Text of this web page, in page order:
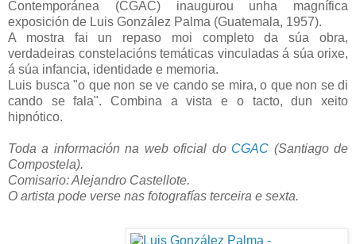
Contemporánea (CGAC) inaugurou unha magnífica
exposición de Luis González Palma (Guatemala, 1957).
A mostra fai un repaso moi completo da súa obra,
verdadeiras constelacións temáticas vinculadas á súa orixe,
á súa infancia, identidade e memoria.
Luis busca "o que non se ve cando se mira, o que non se di
cando se fala". Combina a vista e o tacto, dun xeito
hipnótico.
Toda a información na web oficial do CGAC (Santiago de
Compostela).
Comisario: Alejandro Castellote.
O artista pode verse nas fotografías terceira e sexta.